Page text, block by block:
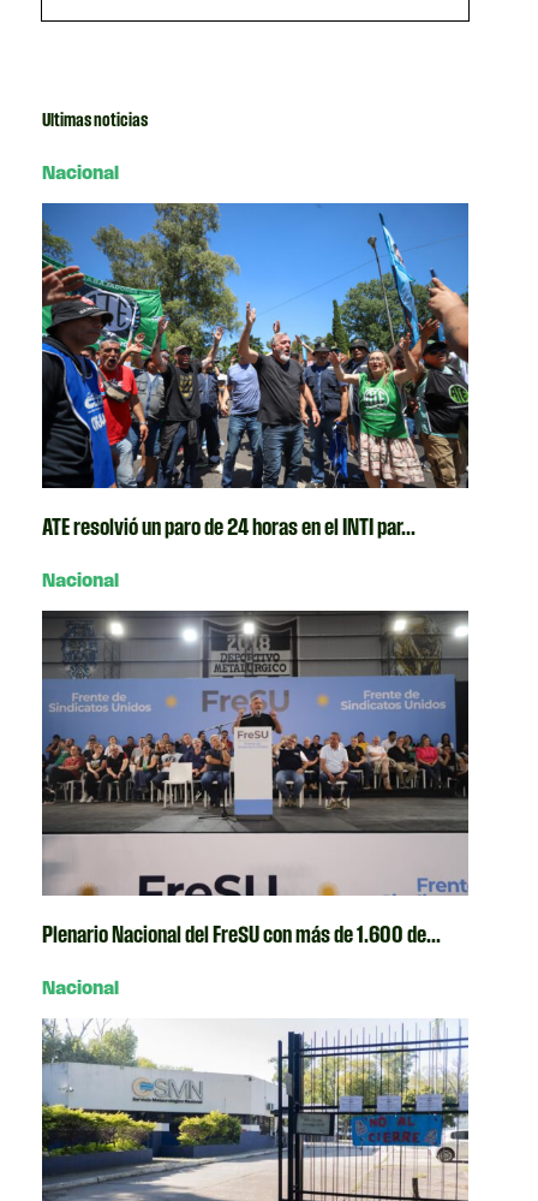
Ultimas noticias
Nacional
ATE resolvió un paro de 24 horas en el INTI par...
Nacional
Plenario Nacional del FreSU con más de 1.600 de...
Nacional